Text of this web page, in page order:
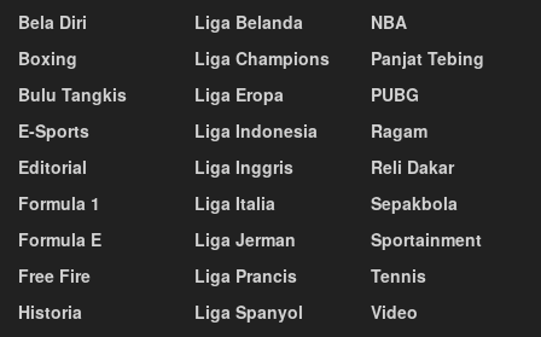
Bela Diri
Boxing
Bulu Tangkis
E-Sports
Editorial
Formula 1
Formula E
Free Fire
Historia
Liga Belanda
Liga Champions
Liga Eropa
Liga Indonesia
Liga Inggris
Liga Italia
Liga Jerman
Liga Prancis
Liga Spanyol
NBA
Panjat Tebing
PUBG
Ragam
Reli Dakar
Sepakbola
Sportainment
Tennis
Video